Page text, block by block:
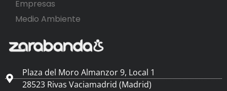
Empresas
Medio Ambiente
Plaza del Moro Almanzor 9, Local 1
28523 Rivas Vaciamadrid (Madrid)